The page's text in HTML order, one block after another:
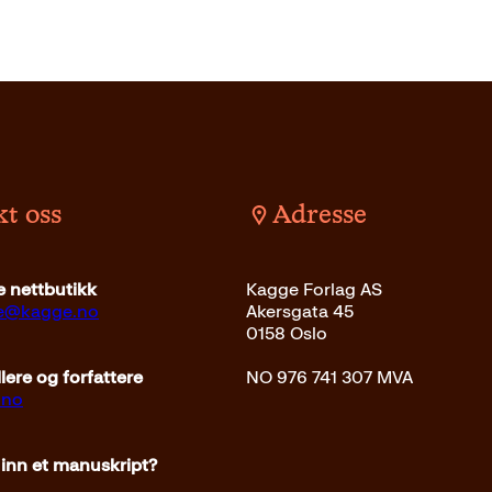
479krLes mer
oss
nettbutikk
og forfattere
et manuskript?
Adresse
Kagge Forlag AS
Akersgata 45
0158 Oslo
NO 976 741 307 MVA